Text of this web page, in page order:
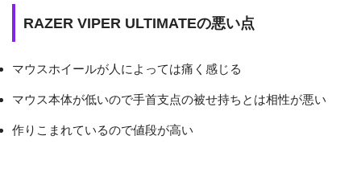
RAZER VIPER ULTIMATEの悪い点
マウスホイールが人によっては痛く感じる
マウス本体が低いので手首支点の被せ持ちとは相性が悪い
作りこまれているので値段が高い